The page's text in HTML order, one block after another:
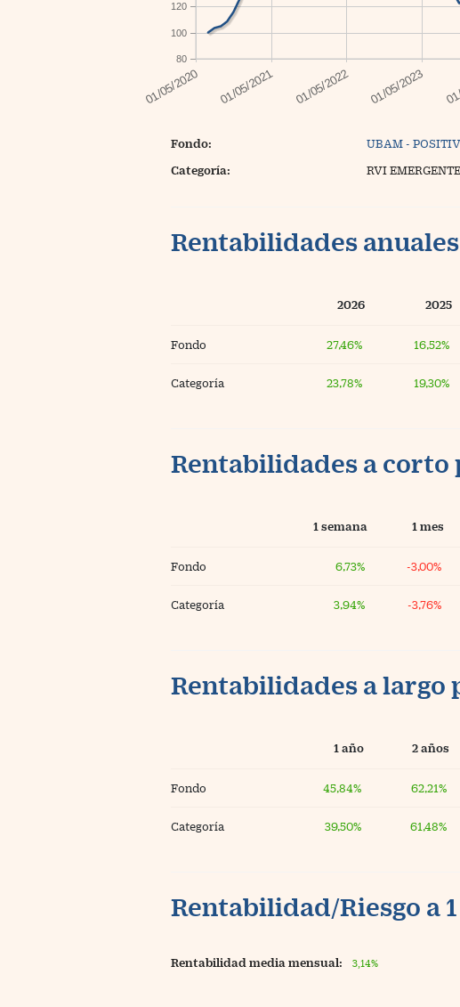
80
100
120
Fondo: UBAM -
Categoría: RVI
Rentabilidades anuales
2026 2025
Fondo 27,46% 16,52%
Categoría 23,78% 19,30%
Rentabilidades a corto
1 semana 1 mes
Fondo 6,73% -3,00%
Categoría 3,94% -3,76%
Rentabilidades a largo
1 año 2 años
Fondo 45,84% 62,21%
Categoría 39,50% 61,48%
Rentabilidad/Riesgo a
Rentabilidad media mensual: 3,14%